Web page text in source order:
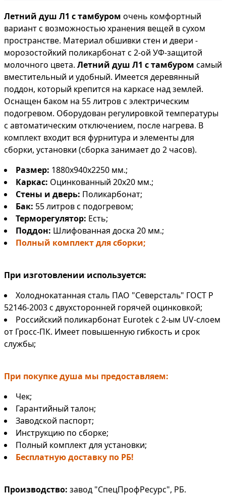
Летний душ Л1 с тамбуром очень комфортный
вариант с возможностью хранения вещей в сухом
пространстве. Материал обшивки стен и двери -
морозостойкий поликарбонат с 2-ой УФ-защитой
молочного цвета. Летний душ Л1 с тамбуром самый
вместительный и удобный. Имеется деревянный
поддон, который крепится на каркасе над землей.
Оснащен баком на 55 литров с электрическим
подогревом. Оборудован регулировкой температуры
с автоматическим отключением, после нагрева. В
комплект входит вся фурнитура и элементы для
сборки, установки (сборка занимает до 2 часов).
Размер: 1880х940х2250 мм.;
Каркас: Оцинкованный 20х20 мм.;
Стены и дверь: Поликарбонат;
Бак: 55 литровс подогревом;
Терморегулятор: Есть;
Поддон: Шлифованная доска 20 мм.;
Полный комплект для сборки;
При изготовлении используется:
Холоднокатанная сталь ПАО "Северсталь" ГОСТ Р
52146-2003 с двухсторонней горячей оцинковкой;
Российский поликарбонат Eurotek с 2-ым UV-слоем
от Гросс-ПК. Имеет повышенную гибкость и срок
службы;
При покупке душа мы предоставляем:
Чек;
Гарантийный талон;
Заводской паспорт;
Инструкцию по сборке;
Полный комплект для установки;
Бесплатную доставку по РБ!
Производство: завод "СпецПрофРесурс", РБ.